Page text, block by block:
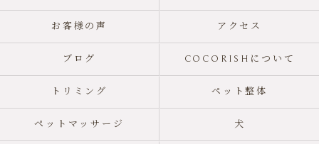
お客様の声 アクセス
ブログ COCORISHについて
トリミング ペット整体
ペットマッサージ 犬